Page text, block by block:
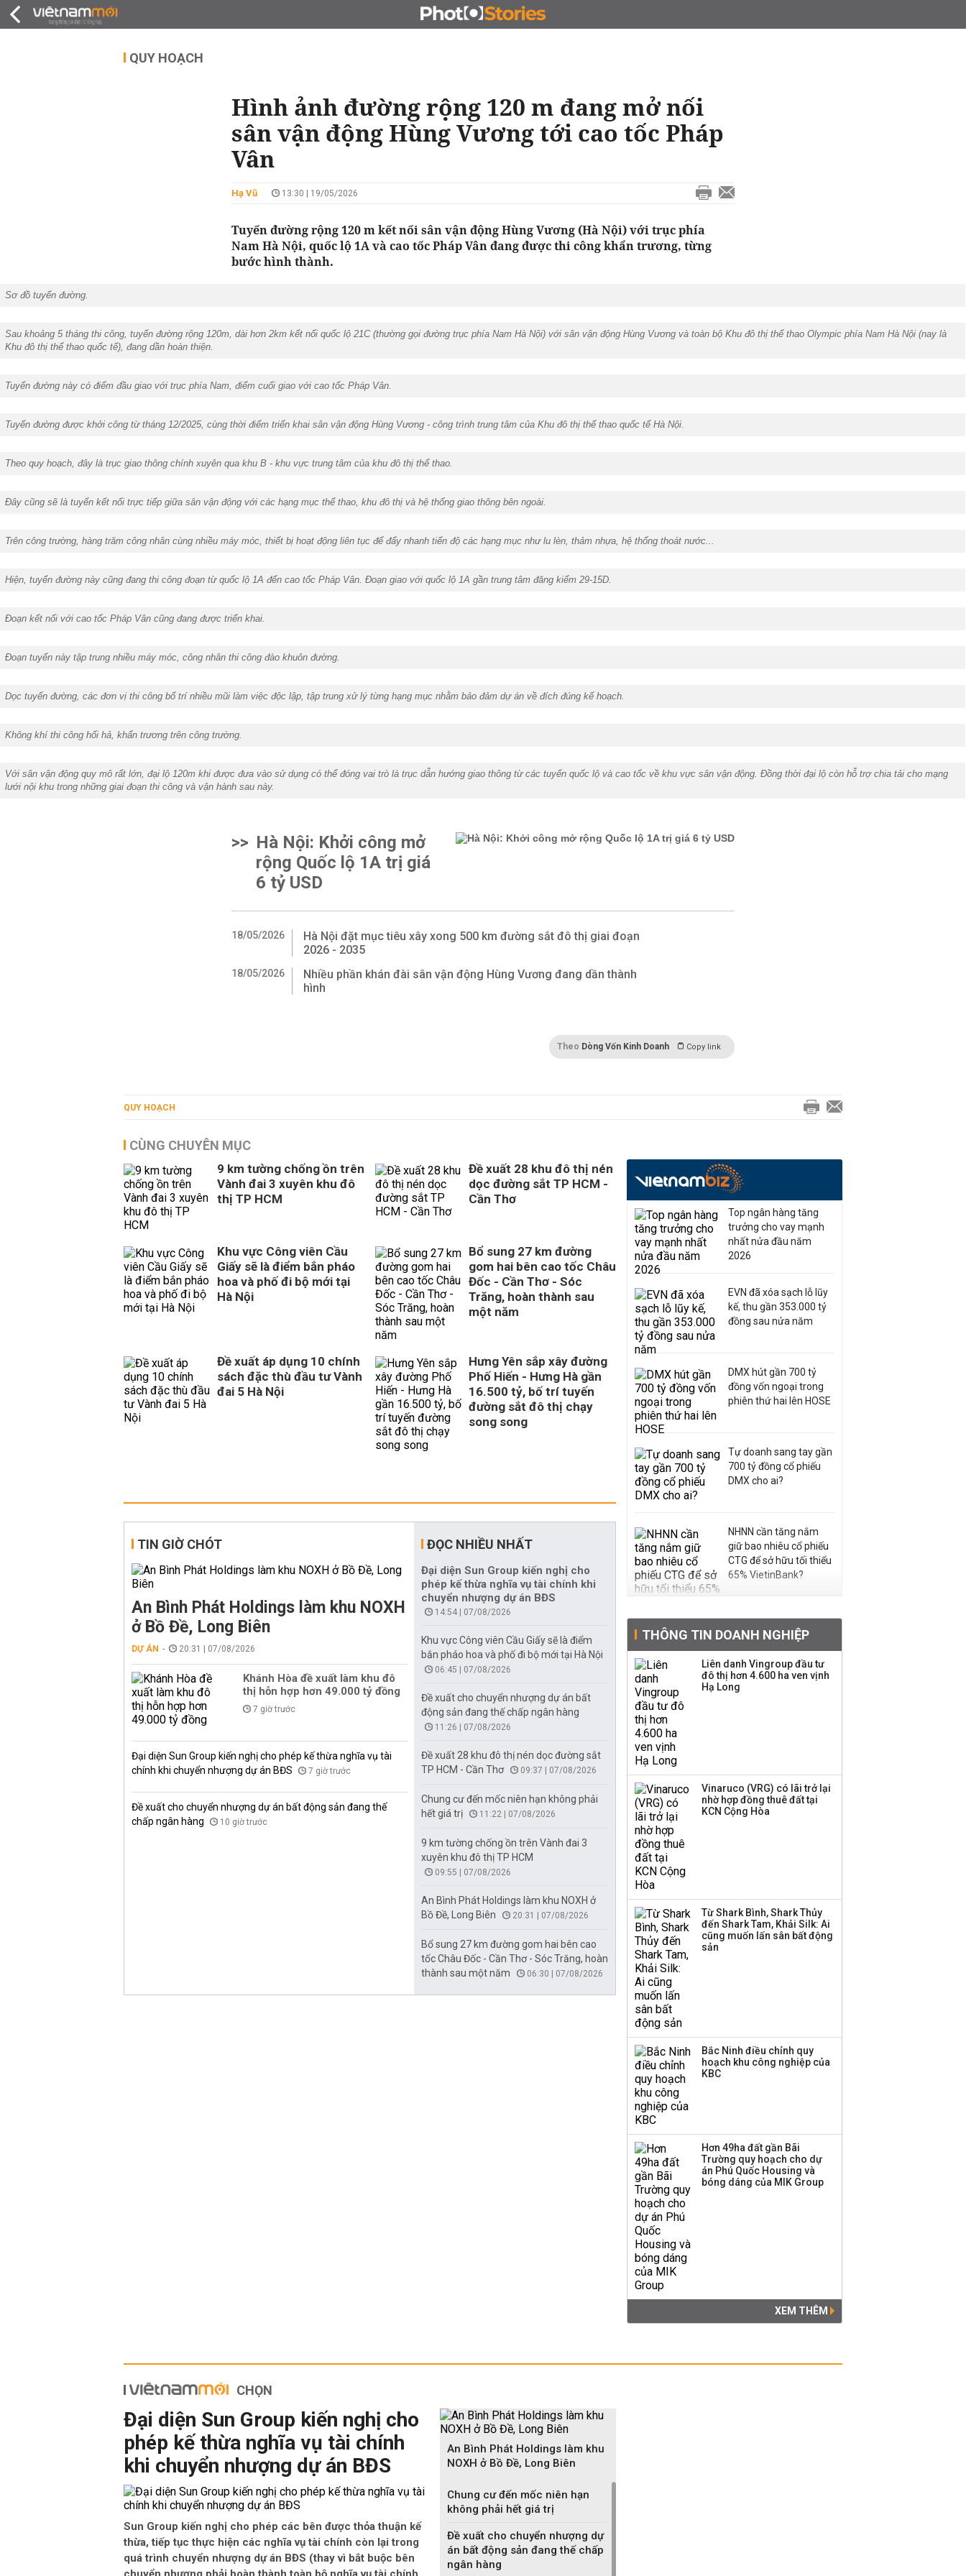
ĐẤU GIÁ - ĐẤU THẦU KINH DOANH
QUY HOẠCH
Hình ảnh đường rộng 120 m đang mở nối
sân vận động Hùng Vương tới cao tốc Pháp
Vân
Hạ Vũ 13:30 | 19/05/2026
Tuyến đường rộng 120 m kết nối sân vận động Hùng Vương (Hà Nội) với trục phía
Nam Hà Nội, quốc lộ 1A và cao tốc Pháp Vân đang được thi công khẩn trương, từng
bước hình thành.
Sơ đồ tuyến đường.
Sau khoảng 5 tháng thi công, tuyến đường rộng 120m, dài hơn 2km kết nối quốc lộ 21C (thường gọi đường trục phía Nam Hà Nội) với sân vận động Hùng Vương và toàn bộ Khu đô thị thể thao Olympic phía Nam Hà Nội (nay là
Khu đô thị thể thao quốc tế), đang dần hoàn thiện.
Tuyến đường này có điểm đầu giao với trục phía Nam, điểm cuối giao với cao tốc Pháp Vân.
Tuyến đường được khởi công từ tháng 12/2025, cùng thời điểm triển khai sân vận động Hùng Vương - công trình trung tâm của Khu đô thị thể thao quốc tế Hà Nội.
Theo quy hoạch, đây là trục giao thông chính xuyên qua khu B - khu vực trung tâm của khu đô thị thể thao.
Đây cũng sẽ là tuyến kết nối trực tiếp giữa sân vận động với các hạng mục thể thao, khu đô thị và hệ thống giao thông bên ngoài.
Trên công trường, hàng trăm công nhân cùng nhiều máy móc, thiết bị hoạt động liên tục để đẩy nhanh tiến độ các hạng mục như lu lèn, thảm nhựa, hệ thống thoát nước...
Hiện, tuyến đường này cũng đang thi công đoạn từ quốc lộ 1A đến cao tốc Pháp Vân. Đoạn giao với quốc lộ 1A gần trung tâm đăng kiểm 29-15D.
Đoạn kết nối với cao tốc Pháp Vân cũng đang được triển khai.
Đoạn tuyến này tập trung nhiều máy móc, công nhân thi công đào khuôn đường.
Dọc tuyến đường, các đơn vị thi công bố trí nhiều mũi làm việc độc lập, tập trung xử lý từng hạng mục nhằm bảo đảm dự án về đích đúng kế hoạch.
Không khí thi công hối hả, khẩn trương trên công trường.
Với sân vận động quy mô rất lớn, đại lộ 120m khi được đưa vào sử dụng có thể đóng vai trò là trục dẫn hướng giao thông từ các tuyến quốc lộ và cao tốc về khu vực sân vận động. Đồng thời đại lộ còn hỗ trợ chia tải cho mạng
lưới nội khu trong những giai đoạn thi công và vận hành sau này.
>> Hà Nội: Khởi công mở
rộng Quốc lộ 1A trị giá
6 tỷ USD
18/05/2026
Hà Nội đặt mục tiêu xây xong 500 km đường sắt đô thị giai đoạn
2026 - 2035
18/05/2026
Nhiều phần khán đài sân vận động Hùng Vương đang dần thành
hình
Theo Dòng Vốn Kinh Doanh Copy link
QUY HOẠCH
CÙNG CHUYÊN MỤC
9 km tường chống ồn trên
Vành đai 3 xuyên khu đô
thị TP HCM
Đề xuất 28 khu đô thị nén
dọc đường sắt TP HCM -
Cần Thơ
Khu vực Công viên Cầu
Giấy sẽ là điểm bắn pháo
hoa và phố đi bộ mới tại
Hà Nội
Bổ sung 27 km đường
gom hai bên cao tốc Châu
Đốc - Cần Thơ - Sóc
Trăng, hoàn thành sau
một năm
Đề xuất áp dụng 10 chính
sách đặc thù đầu tư Vành
đai 5 Hà Nội
Hưng Yên sắp xây đường
Phố Hiến - Hưng Hà gần
16.500 tỷ, bố trí tuyến
đường sắt đô thị chạy
song song
TIN GIỜ CHÓT
An Bình Phát Holdings làm khu NOXH
ở Bồ Đề, Long Biên
DỰ ÁN 20:31 | 07/08/2026
Khánh Hòa đề xuất làm khu đô
thị hỗn hợp hơn 49.000 tỷ đồng
7 giờ trước
Đại diện Sun Group kiến nghị cho phép kế thừa nghĩa vụ tài
chính khi chuyển nhượng dự án BĐS
7 giờ trước
Đề xuất cho chuyển nhượng dự án bất động sản đang thế
chấp ngân hàng
10 giờ trước
ĐỌC NHIỀU NHẤT
Đại diện Sun Group kiến nghị cho
phép kế thừa nghĩa vụ tài chính khi
chuyển nhượng dự án BĐS
14:54 | 07/08/2026
Khu vực Công viên Cầu Giấy sẽ là điểm
bắn pháo hoa và phố đi bộ mới tại Hà Nội
06:45 | 07/08/2026
Đề xuất cho chuyển nhượng dự án bất
động sản đang thế chấp ngân hàng
11:26 | 07/08/2026
Đề xuất 28 khu đô thị nén dọc đường sắt
TP HCM - Cần Thơ
09:37 | 07/08/2026
Chung cư đến mốc niên hạn không phải
hết giá trị
11:22 | 07/08/2026
9 km tường chống ồn trên Vành đai 3
xuyên khu đô thị TP HCM
09:55 | 07/08/2026
An Bình Phát Holdings làm khu NOXH ở
Bồ Đề, Long Biên
20:31 | 07/08/2026
Bổ sung 27 km đường gom hai bên cao
tốc Châu Đốc - Cần Thơ - Sóc Trăng, hoàn
thành sau một năm
06:30 | 07/08/2026
Top ngân hàng tăng
trưởng cho vay mạnh
nhất nửa đầu năm
2026
EVN đã xóa sạch lỗ lũy
kế, thu gần 353.000 tỷ
đồng sau nửa năm
DMX hút gần 700 tỷ
đồng vốn ngoại trong
phiên thứ hai lên HOSE
Tự doanh sang tay gần
700 tỷ đồng cổ phiếu
DMX cho ai?
NHNN cần tăng nắm
giữ bao nhiêu cổ phiếu
CTG để sở hữu tối thiểu
65% VietinBank?
62.000 tỷ đồng tiền
mặt, ngang ngửa MWG
Chuyên gia Phạm Xuân
Đề xuất miễn 30% thuế
thu nhập cho hộ kinh
doanh, doanh nghiệp
tăng vốn lên gần
77.800 tỷ
THÔNG TIN DOANH NGHIỆP
Liên danh Vingroup đầu tư
đô thị hơn 4.600 ha ven vịnh
Hạ Long
Vinaruco (VRG) có lãi trở lại
nhờ hợp đồng thuê đất tại
KCN Cộng Hòa
Từ Shark Bình, Shark Thủy
đến Shark Tam, Khải Silk: Ai
cũng muốn lấn sân bất động
sản
Bắc Ninh điều chỉnh quy
hoạch khu công nghiệp của
KBC
Hơn 49ha đất gần Bãi
Trường quy hoạch cho dự
án Phú Quốc Housing và
bóng dáng của MIK Group
XEM THÊM
CHỌN
Đại diện Sun Group kiến nghị cho
phép kế thừa nghĩa vụ tài chính
khi chuyển nhượng dự án BĐS
Sun Group kiến nghị cho phép các bên được thỏa thuận kế
thừa, tiếp tục thực hiện các nghĩa vụ tài chính còn lại trong
quá trình chuyển nhượng dự án BĐS (thay vì bắt buộc bên
An Bình Phát Holdings làm khu
NOXH ở Bồ Đề, Long Biên
Chung cư đến mốc niên hạn
không phải hết giá trị
Đề xuất cho chuyển nhượng dự
án bất động sản đang thế chấp
ngân hàng